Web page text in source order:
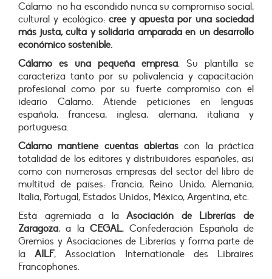
Cálamo no ha escondido nunca su compromiso social,
cultural y ecológico:cree y apuesta por una sociedad
más justa, culta y solidaria amparada en un desarrollo
económico sostenible.
Cálamo es una pequeña empresa. Su plantilla se
caracteriza tanto por su polivalencia y capacitación
profesional como por su fuerte compromiso con el
ideario Cálamo. Atiende peticiones en lenguas
española, francesa, inglesa, alemana, italiana y
portuguesa.
Cálamo mantiene cuentas abiertas con la práctica
totalidad de los editores y distribuidores españoles, así
como con numerosas empresas del sector del libro de
multitud de países: Francia, Reino Unido, Alemania,
Italia, Portugal, Estados Unidos, México, Argentina, etc.
Está agremiada a laAsociación de Librerías de
Zaragoza, a la CEGAL, Confederación Española de
Gremios y Asociaciones de Librerías y forma parte de
laAILF, Association Internationale des Libraires
Francophones.